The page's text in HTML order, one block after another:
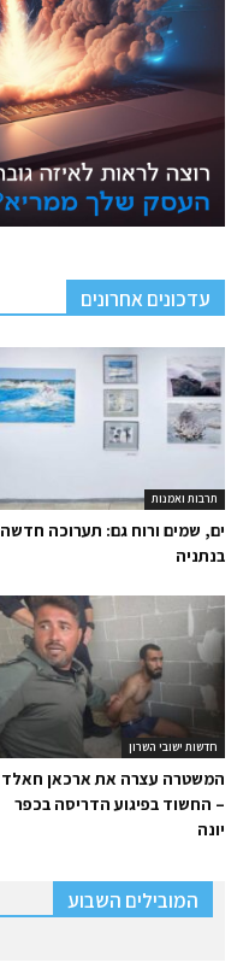
עדכונים אחרונים
תרבות ואמנות
ים, שמים ורוח גם: תערוכה חדשה
בנתניה
חדשות ישובי השרון
המשטרה עצרה את ארכאן חאלד
– החשוד בפיגוע הדריסה בכפר
יונה
המובילים השבוע